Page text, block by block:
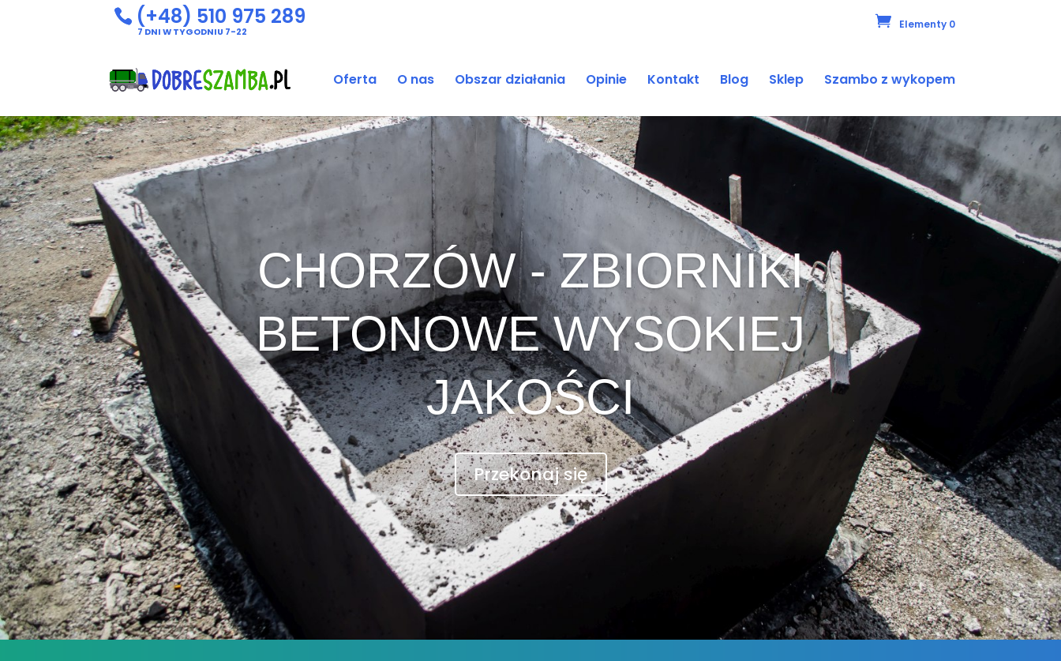
(+48) 510 975 289
7 DNI W TYGODNIU 7-22
Elementy 0
Oferta O nas Obszar działania Opinie Kontakt Blog Sklep Szambo z wykopem
CHORZÓW - ZBIORNIKI
BETONOWE WYSOKIEJ
JAKOŚCI
Przekonaj się